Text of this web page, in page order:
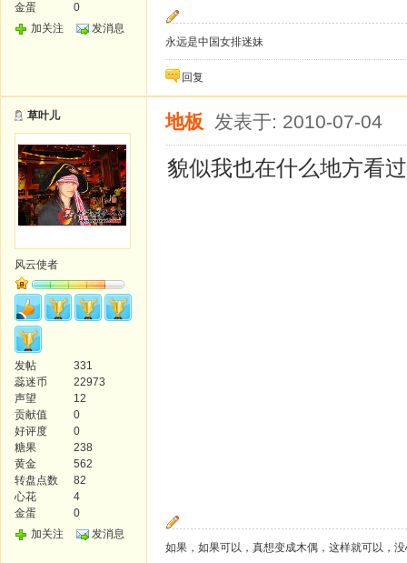
金蛋
0
加关注
发消息
永远是中国女排迷妹
回复
草叶儿
风云使者
发帖
331
蕊迷币
22973
声望
12
贡献值
0
好评度
0
糖果
238
黄金
562
转盘点数
82
心花
4
金蛋
0
加关注
发消息
地板 发表于: 2010-07-04
貌似我也在什么地方看
如果，如果可以，真想变成木偶，这样就可以，